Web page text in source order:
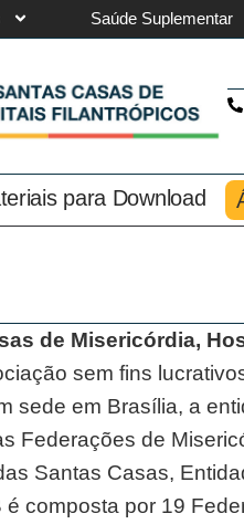
Saúde Suplementar
para Download
de Misericórdia,
sem fins
sede em Brasília, a
Federações de
Santas Casas,
composta por 19